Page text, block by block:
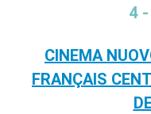
4 -
CINEMA
FRANÇAIS